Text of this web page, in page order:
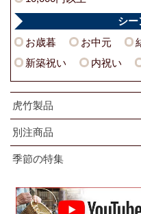
シー
お歳暮 お中元
新築祝い
内祝い
虎竹製品
別注商品
季節の特集